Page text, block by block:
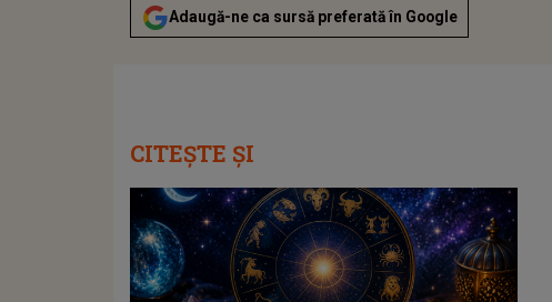
Adaugă-ne ca sursă preferată în Google
CITEȘTE ȘI